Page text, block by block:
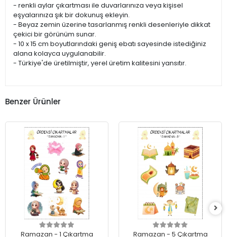
- renkli aylar çıkartması ile duvarlarınıza veya kişisel
eşyalarınıza şık bir dokunuş ekleyin.
- Beyaz zemin üzerine tasarlanmış renkli desenleriyle dikkat
çekici bir görünüm sunar.
- 10 x 15 cm boyutlarındaki geniş ebatı sayesinde istediğiniz
alana kolayca uygulanabilir.
- Türkiye'de üretilmiştir, yerel üretim kalitesini yansıtır.
Benzer Ürünler
Ramazan - 1 Çıkartma Ramazan - 5 Çıkartma